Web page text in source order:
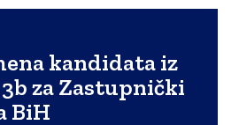
kandidata iz
za Zastupnički
BiH